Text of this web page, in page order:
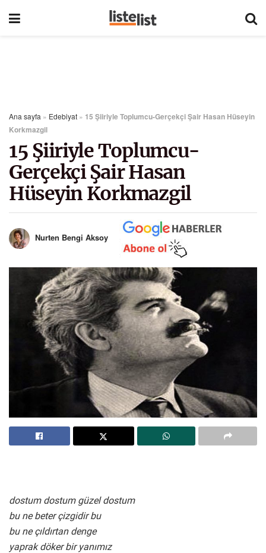
Ana sayfa » Edebiyat » 15 Şiiriyle Toplumcu-Gerçekçi Şair Hasan Hüseyin
Korkmazgil
15 Şiiriyle Toplumcu-
Gerçekçi Şair Hasan
Hüseyin Korkmazgil
Nurten Bengi Aksoy
dostum dostum güzel dostum
bu ne beter çizgidir bu
bu ne çıldırtan denge
yaprak döker bir yanımız